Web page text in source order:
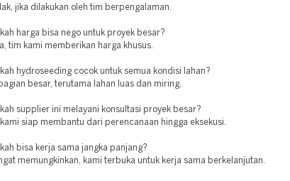
jika dilakukan oleh tim berpengalaman.
harga bisa nego untuk proyek besar?
tim kami memberikan harga khusus.
hydroseeding cocok untuk semua kondisi lahan?
besar, terutama lahan luas dan miring.
supplier ini melayani konsultasi proyek besar?
kami siap membantu dari perencanaan hingga eksekusi.
bisa kerja sama jangka panjang?
memungkinkan, kami terbuka untuk kerja sama berkelanjutan.